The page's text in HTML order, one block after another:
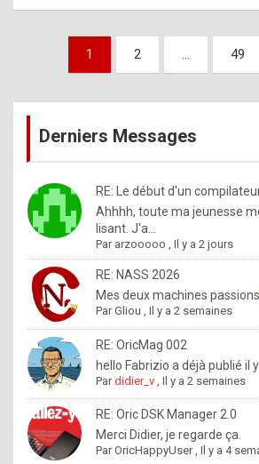
x
a
%
m
a
d
b
y
o
l
e
x
Pagination
publications
1 2 … 49
Derniers Messages
RE: Le début d'un
Ahhhh, toute ma jeunesse
lisant. J'a...
Par arzooooo ,Il y a 2 jours
RE: NASS 2026
Mes deux machines
ParGliou ,Il y a 2 semaines
RE: OricMag 002
hello Fabrizio a déjà publié il y
Pardidier_v ,Il y a 2 semaines
RE: Oric DSK Manager 2.0
Merci Didier, je regarde ça.
ParOricHappyUser,Il y a 4